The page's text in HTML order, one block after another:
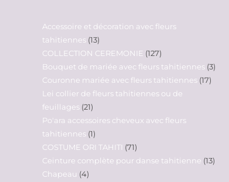
Accessoire et décoration avec fleurs
tahitiennes 13
COLLECTION CEREMONIE 127
Bouquet de mariée avec fleurs tahitiennes 3
Couronne mariée avec fleurs tahitiennes 17
Lei collier de fleurs tahitiennes ou de
feuillages 21
Po'ara accessoires cheveux avec fleurs
tahitiennes 1
COSTUME ORI TAHITI
71
Ceinture complète pour danse tahitienne 13
Chapeau 4